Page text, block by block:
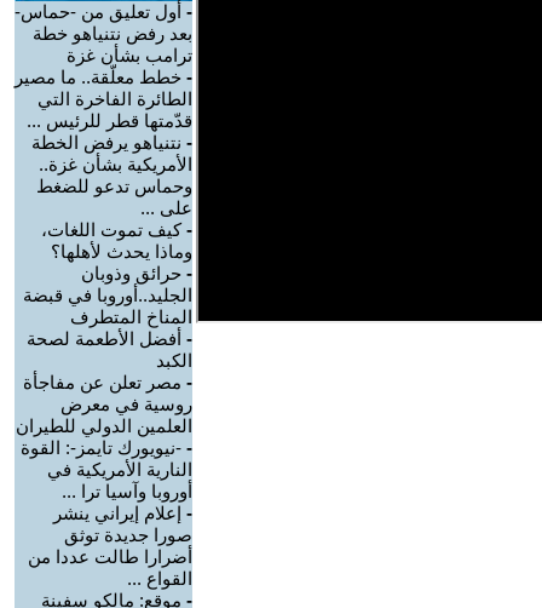
- أول تعليق من -حماس-
بعد رفض نتنياهو خطة
ترامب بشأن غزة
- خطط معلّقة.. ما مصير
الطائرة الفاخرة التي
قدّمتها قطر للرئيس ...
- نتنياهو يرفض الخطة
الأمريكية بشأن غزة..
وحماس تدعو للضغط
على ...
-كيف تموت اللغات،
وماذا يحدث لأهلها؟
- حرائق وذوبان
الجليد..أوروبا في قبضة
المناخ المتطرف
- أفضل الأطعمة لصحة
الكبد
- مصر تعلن عن مفاجأة
روسية في معرض
العلمين الدولي للطيران
- -نيويورك تايمز-: القوة
النارية الأمريكية في
أوروبا وآسيا ترا ...
- إعلام إيراني ينشر
صورا جديدة توثق
أضرارا طالت عددا من
القواع ...
- موقع: مالكو سفينة